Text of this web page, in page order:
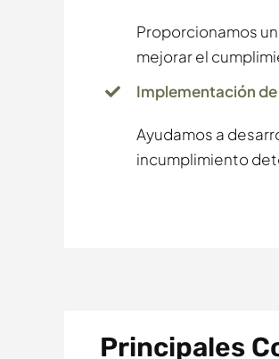
Proporcionamos
mejorar el
Implementación
Ayudamos a
incumplimiento
Principales